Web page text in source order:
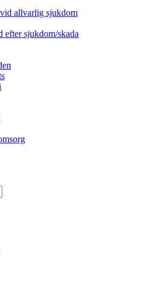
allvarlig sjukdom
efter sjukdom/skada